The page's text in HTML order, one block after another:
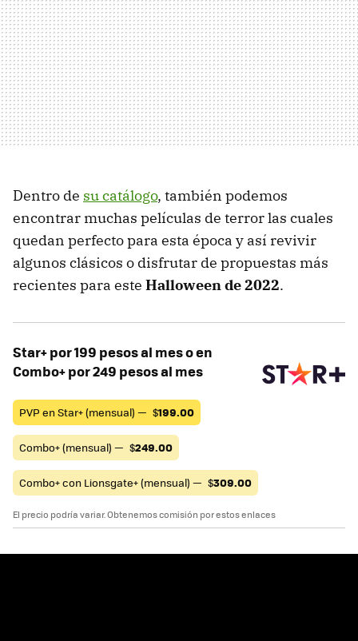
Dentro de su catálogo, también podemos
encontrar muchas películas de terror las cuales
quedan perfecto para esta época y así revivir
algunos clásicos o disfrutar de propuestas más
recientes para este Halloween de 2022.
Star+ por 199 pesos al mes o en
Combo+ por 249 pesos al mes
PVP en Star+ (mensual) — $199.00
Combo+ (mensual) — $249.00
Combo+ con Lionsgate+ (mensual) — $309.00
El precio podría variar. Obtenemos comisión por estos enlaces